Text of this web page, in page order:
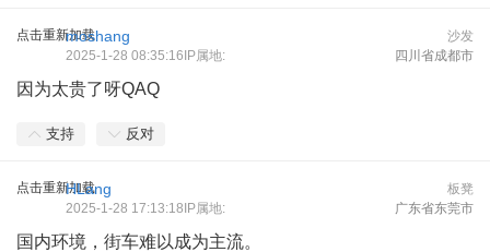
点击重新加载 沙发
moshang
2025-1-28 08:35:16IP属地: 四川省成都市
因为太贵了呀QAQ
支持 反对
点击重新加载 板凳
HLang
2025-1-28 17:13:18IP属地: 广东省东莞市
国内环境，街车难以成为主流。